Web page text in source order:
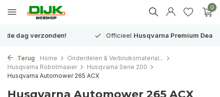
0
OfficieelHusqvarna Premium Dealerin Nederland
Terug Home
Onderdelen & Verbruiksmaterial...
Husqvarna Robotmaaier
Husqvarna Serie 200
Husqvarna Automower 265 ACX
Husqvarna Automower 265 ACX